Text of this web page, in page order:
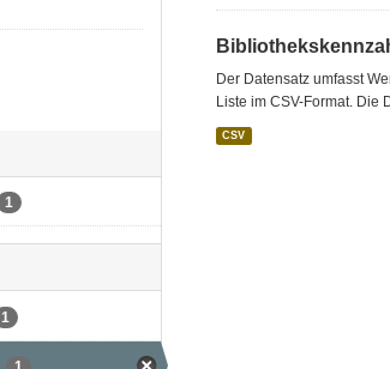
1
1
Der Datensatz umfasst
Liste im CSV-Format. Die
CSV